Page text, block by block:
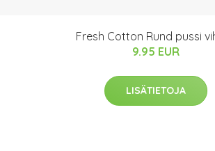
Fresh Cotton Rund pussi
9.95 EUR
LISÄTIETOJA